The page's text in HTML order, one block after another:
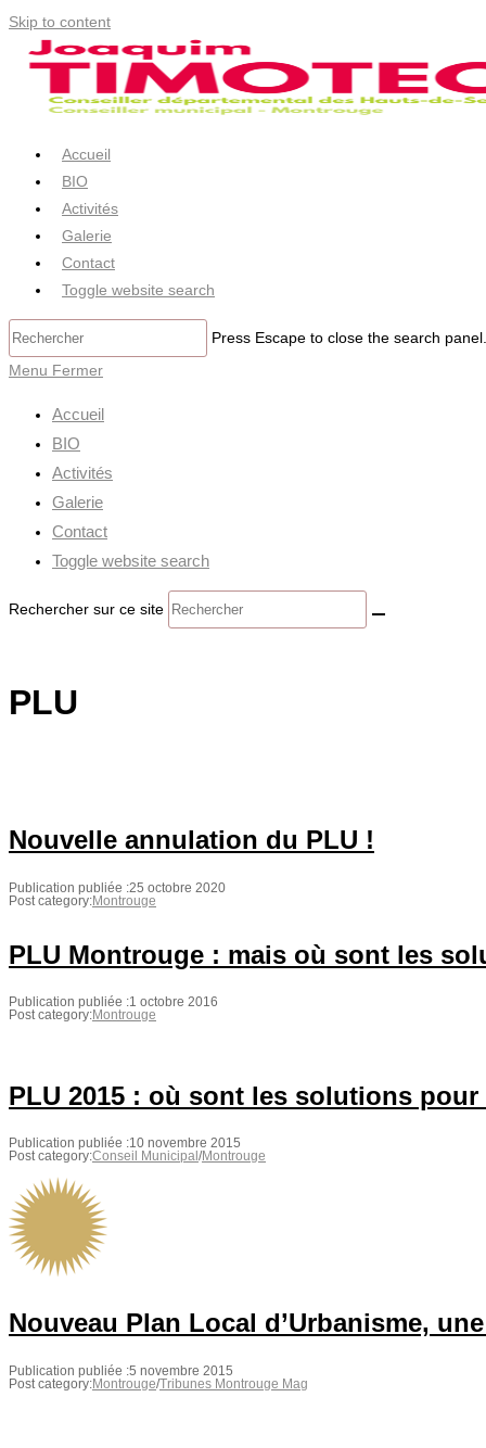
Skip to content
Accueil
BIO
Activités
Galerie
Contact
Toggle website search
Press Escape to close the search panel.
Menu Fermer
Accueil
BIO
Activités
Galerie
Contact
Toggle website search
Rechercher sur ce site
PLU
Nouvelle annulation du PLU !
Publication publiée :25 octobre 2020
Post category:Montrouge
PLU Montrouge : mais où sont les
Publication publiée :1 octobre 2016
Post category:Montrouge
PLU 2015 : où sont les solutions
Publication publiée :10 novembre 2015
Post category:Conseil Municipal /Montrouge
Nouveau Plan Local d’Urbanisme,
Publication publiée :5 novembre 2015
Post category:Montrouge/Tribunes Montrouge Mag